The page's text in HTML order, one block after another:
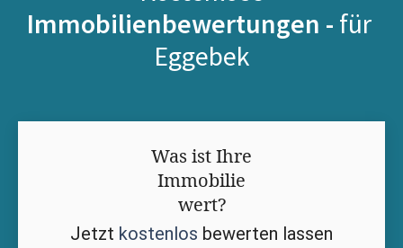
Immobilienbewertungen - für
Eggebek
Was ist Ihre
Immobilie
wert?
Jetzt kostenlos bewerten lassen